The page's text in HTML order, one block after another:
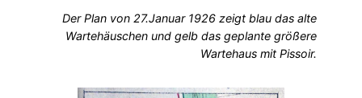
Der Plan von 27.Januar 1926 zeigt blau das alte
Wartehäuschen und gelb das geplante größere
Wartehaus mit Pissoir.